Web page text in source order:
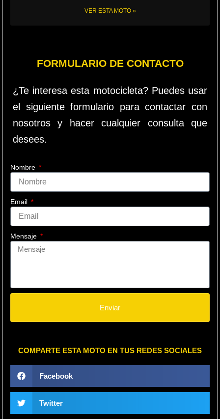
VER ESTA MOTO »
FORMULARIO DE CONTACTO
¿Te interesa esta motocicleta? Puedes usar
el siguiente formulario para contactar con
nosotros y hacer cualquier consulta que
desees.
Nombre
Email
Mensaje
Enviar
COMPARTE ESTA MOTO EN TUS REDES SOCIALES
Facebook
Twitter